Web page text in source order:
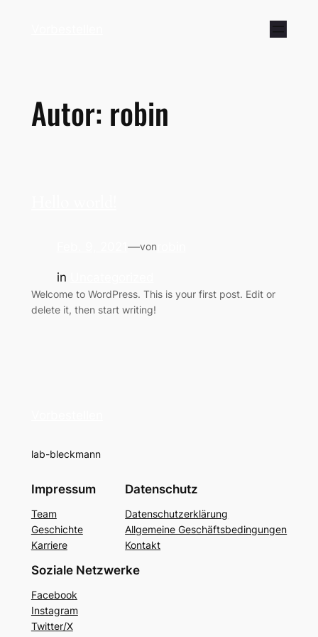
Autor: robin
—von
in
Welcome to WordPress. This is your first post. Edit or
delete it, then start writing!
lab-bleckmann
Impressum
Team
Geschichte
Karriere
Datenschutz
Datenschutzerklärung
Allgemeine Geschäftsbedingungen
Kontakt
Soziale Netzwerke
Facebook
Instagram
Twitter/X